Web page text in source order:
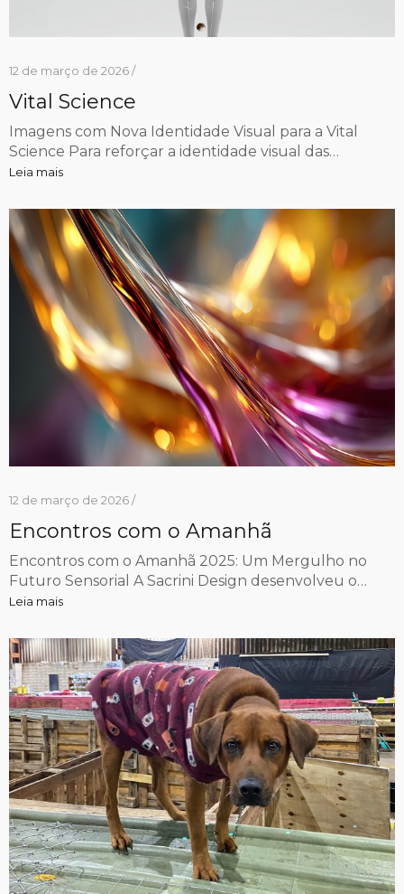
12 de março de 2026 /
Vital Science
Imagens com Nova Identidade Visual para a Vital
Science Para reforçar a identidade visual das…
Leia mais
12 de março de 2026 /
Encontros com o Amanhã
Encontros com o Amanhã 2025: Um Mergulho no
Futuro Sensorial A Sacrini Design desenvolveu o…
Leia mais